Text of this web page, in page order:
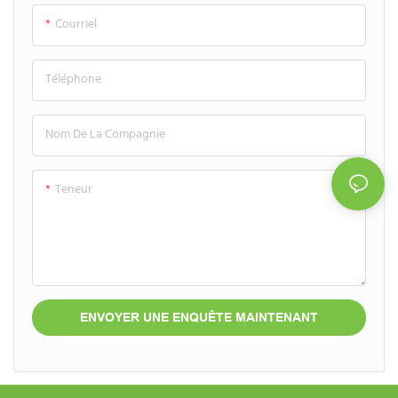
Courriel
Téléphone
Nom De La Compagnie
Teneur
ENVOYER UNE ENQUÊTE MAINTENANT
collections de soins pour les